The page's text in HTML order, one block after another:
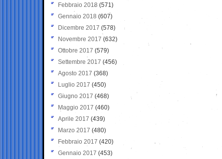
Febbraio 2018 (571)
Gennaio 2018 (607)
Dicembre 2017 (578)
Novembre 2017 (632)
Ottobre 2017 (579)
Settembre 2017 (456)
Agosto 2017 (368)
Luglio 2017 (450)
Giugno 2017 (468)
Maggio 2017 (460)
Aprile 2017 (439)
Marzo 2017 (480)
Febbraio 2017 (420)
Gennaio 2017 (453)